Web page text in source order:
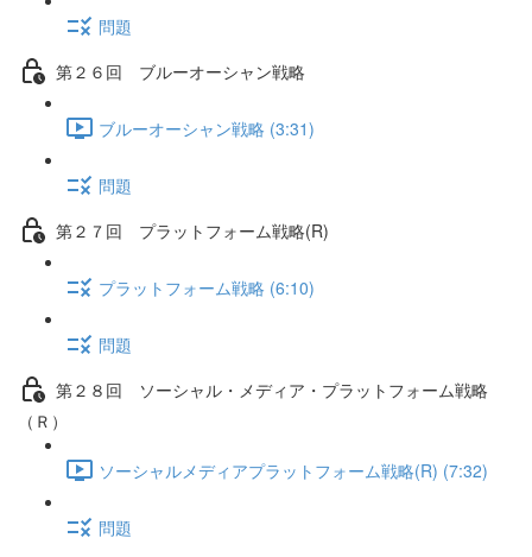
問題
第２６回 ブルーオーシャン戦略
ブルーオーシャン戦略 (3:31)
問題
第２７回 プラットフォーム戦略(R)
プラットフォーム戦略 (6:10)
問題
第２８回 ソーシャル・メディア・プラットフォーム戦略
（Ｒ）
ソーシャルメディアプラットフォーム戦略(R) (7:32)
問題